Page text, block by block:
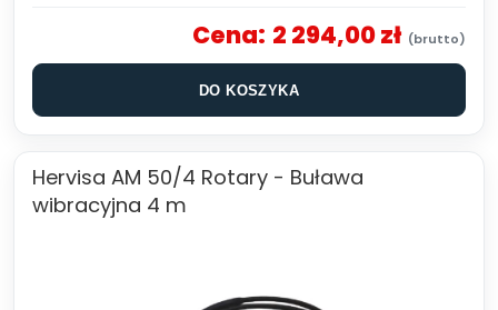
Cena: 2 294,00 zł
DO KOSZYKA
Hervisa AM 50/4 Rotary - Buława
wibracyjna 4 m